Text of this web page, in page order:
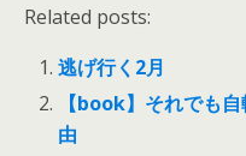
Related posts:
逃げ行く2月
【book】それでも
由